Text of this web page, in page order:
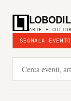
ARTE E
SEGNALA EVENTO